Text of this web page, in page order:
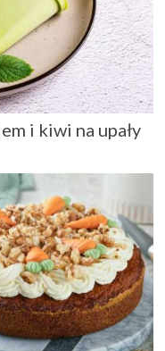
i kiwi na upały